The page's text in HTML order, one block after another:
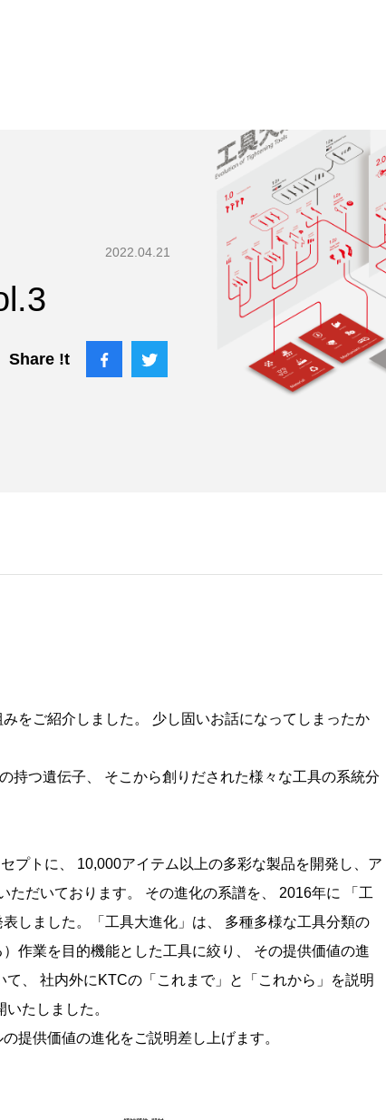
2022.04.21
Share !t
をご紹介しました。 少し固いお話になってしまったか
の持つ遺伝子、 そこから創りだされた様々な工具の系統分
プトに、 10,000アイテム以上の多彩な製品を開発し、ア
ただいております。 その進化の系譜を、 2016年に 「工
しました。「工具大進化」は、 多種多様な工具分類の
作業を目的機能とした工具に絞り、 その提供価値の進
て、 社内外に KTCの「これまで」と「これから」を説明
たしました。
提供価値の進化をご説明差し上げます。